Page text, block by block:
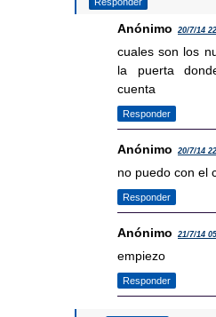
Anónimo 20/7/14
cuales son los
la puerta
cuenta
Responder
Anónimo 20/7/14
no puedo con el
Responder
Anónimo 21/7/14
empiezo
Responder